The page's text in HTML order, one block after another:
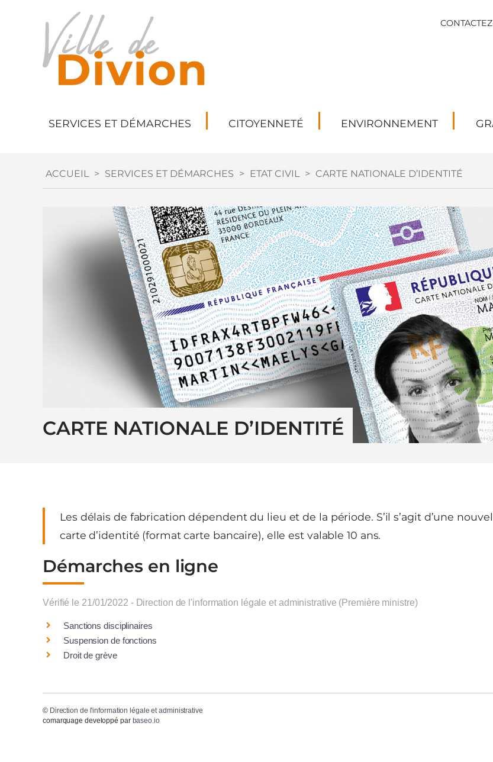
SERVICES ET DÉMARCHES CITOYENNETÉ ENVIRONNEMENT
ACCUEIL > SERVICES ET DÉMARCHES > ETAT CIVIL > CARTE NATIONALE D’IDENTITÉ
CARTE NATIONALE D’IDENTITÉ
Les délais de fabrication dépendent du lieu et de la période. S’il s’agit d’une
carte d’identité (format carte bancaire), elle est valable 10 ans.
Démarches en ligne
Vérifié le 21/01/2022 - Direction de l'information légale et administrative (Première ministre)
Sanctions disciplinaires
Suspension de fonctions
Droit de grève
© Direction de l'information légale et administrative
comarquage developpé par baseo.io